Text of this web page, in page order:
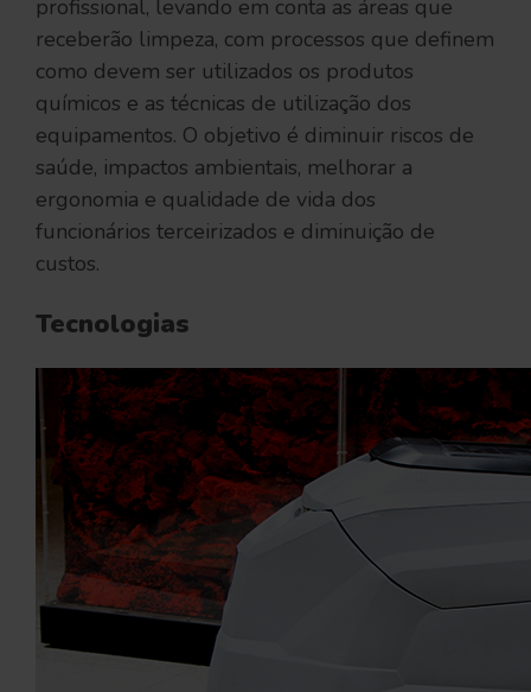
profissional, levando em conta as áreas que
receberão limpeza, com processos que definem
como devem ser utilizados os produtos
químicos e as técnicas de utilização dos
equipamentos. O objetivo é diminuir riscos de
saúde, impactos ambientais, melhorar a
ergonomia e qualidade de vida dos
funcionários terceirizados e diminuição de
custos.
Tecnologias